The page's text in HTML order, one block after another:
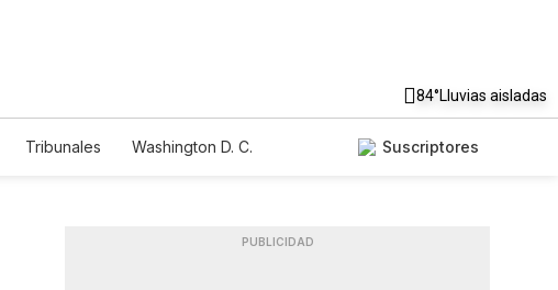
84°Lluvias aisladas
Tribunales
Washington D. C.
Suscriptores
PUBLICIDAD